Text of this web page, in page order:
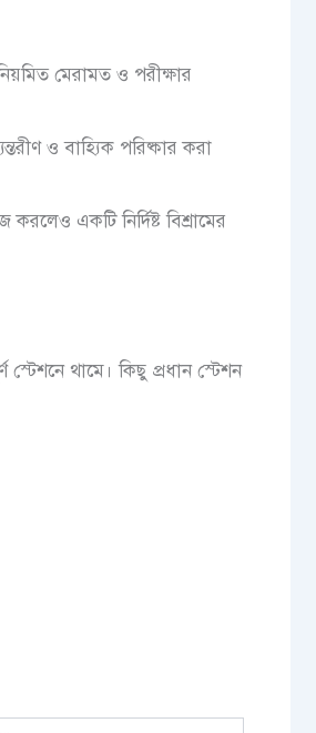
মেরামত ও পরীক্ষার
ও বাহ্যিক পরিষ্কার করা
একটি নির্দিষ্ট বিশ্রামের
থামে। কিছু প্রধান স্টেশন